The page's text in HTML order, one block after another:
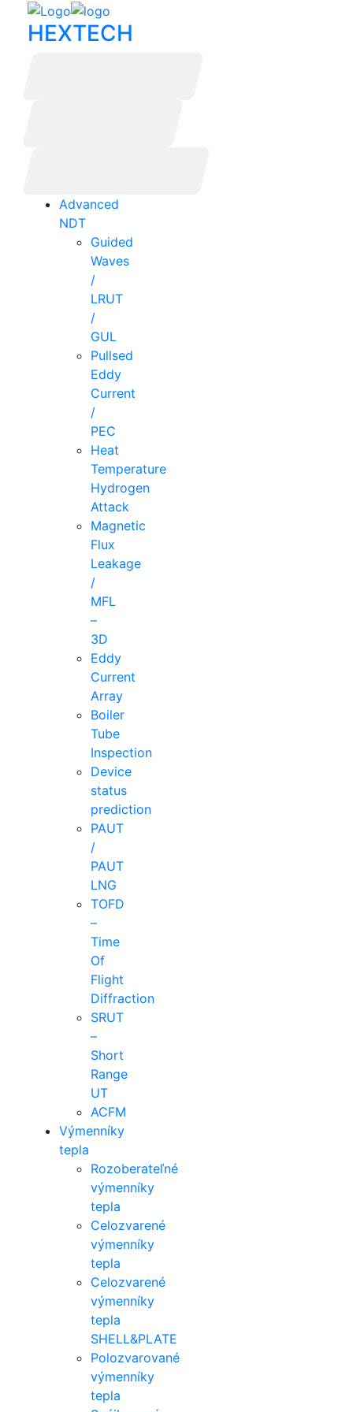
HEXTECH
Advanced
NDT
Guided
Waves
/
LRUT
/
GUL
Pullsed
Eddy
Current
/
PEC
Heat
Temperature
Hydrogen
Attack
Magnetic
Flux
Leakage
/
MFL
–
3D
Eddy
Current
Array
Boiler
Tube
Inspection
Device
status
prediction
PAUT
/
PAUT
LNG
TOFD
–
Time
Of
Flight
Diffraction
SRUT
–
Short
Range
UT
ACFM
Výmenníky
tepla
Rozoberateľné
výmenníky
tepla
Celozvarené
výmenníky
tepla
Celozvarené
výmenníky
tepla
SHELL&PLATE
Polozvarované
výmenníky
tepla